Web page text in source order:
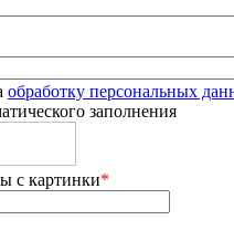
обработку персональных
заполнения
с картинки*